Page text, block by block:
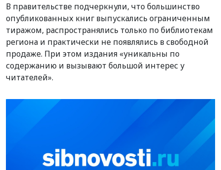
В правительстве подчеркнули, что большинство
опубликованных книг выпускались ограниченным
тиражом, распространялись только по библиотекам
региона и практически не появлялись в свободной
продаже. При этом издания «уникальны по
содержанию и вызывают большой интерес у
читателей».